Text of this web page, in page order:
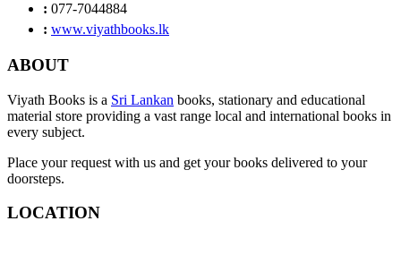
: 077-7044884
: www.viyathbooks.lk
ABOUT
Viyath Books is a Sri Lankan books, stationary and educational
material store providing a vast range local and international books in
every subject.
Place your request with us and get your books delivered to your
doorsteps.
LOCATION